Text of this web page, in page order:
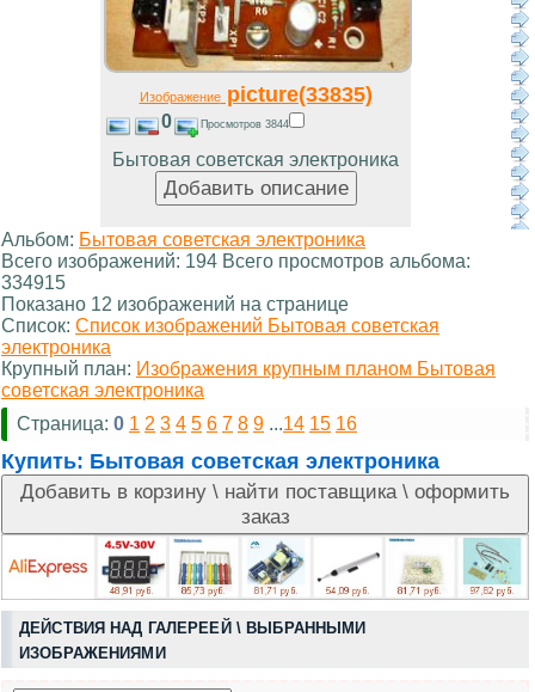
Изображениеpicture(33835)
0 Просмотров 3844
Бытовая советская электроника
Альбом: Бытовая советская электроника
Всего изображений: 194 Всего просмотров альбома:
334915
Показано 12 изображений на странице
Список: Список изображений Бытовая советская
электроника
Крупный план: Изображения крупным планом Бытовая
советская электроника
Страница: 0 1 2 3 4 5 6 7 8 9 ...14 15 16
Купить: Бытовая советская электроника
ДЕЙСТВИЯ НАД ГАЛЕРЕЕЙ \ ВЫБРАННЫМИ
ИЗОБРАЖЕНИЯМИ